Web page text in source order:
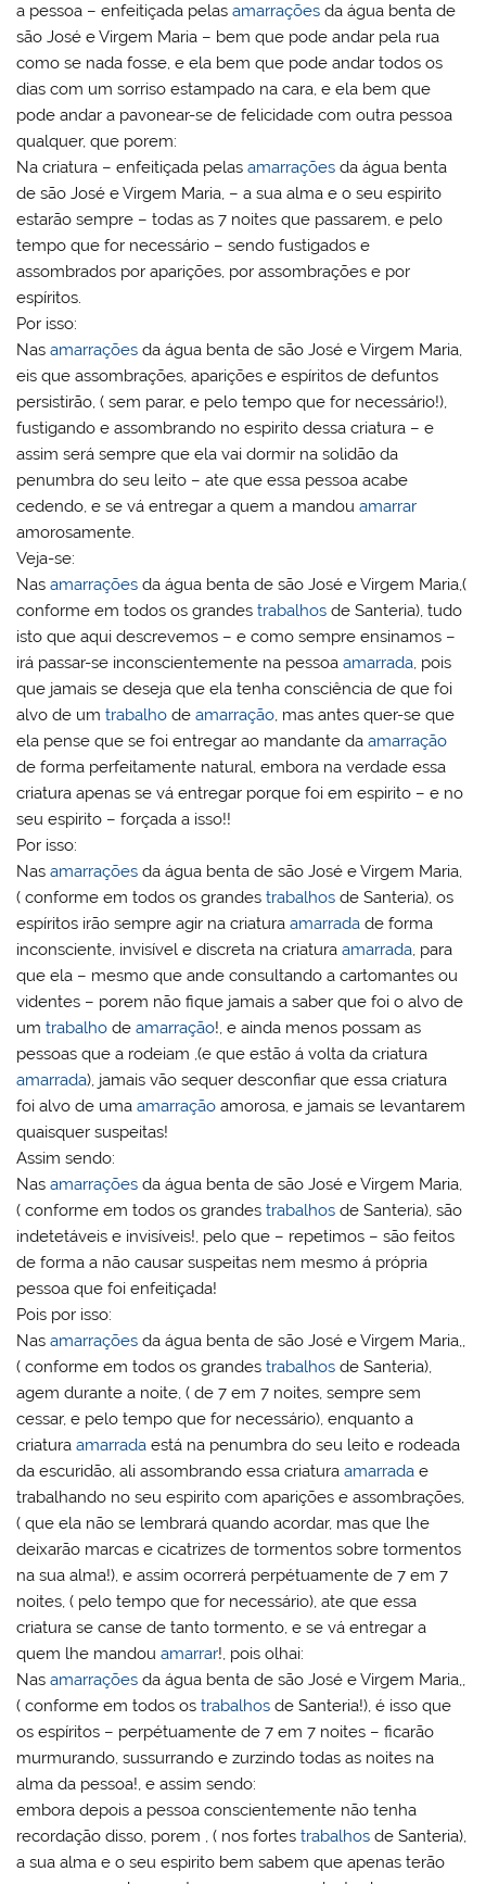
a pessoa – enfeitiçada pelasamarrações da água benta de
são José e Virgem Maria – bem que pode andar pela rua
como se nada fosse, e ela bem que pode andar todos os
dias com um sorriso estampado na cara, e ela bem que
pode andar a pavonear-se de felicidade com outra pessoa
qualquer, que porem:
Na criatura – enfeitiçada pelasamarrações da água benta
de são José e Virgem Maria, – a sua alma e o seu espirito
estarão sempre – todas as 7 noites que passarem, e pelo
tempo que for necessário – sendo fustigados e
assombrados por aparições, por assombrações e por
espíritos.
Por isso:
Nasamarrações da água benta de são José e Virgem Maria,
eis que assombrações, aparições e espíritos de defuntos
persistirão, ( sem parar, e pelo tempo que for necessário!),
fustigando e assombrando no espirito dessa criatura – e
assim será sempre que ela vai dormir na solidão da
penumbra do seu leito – ate que essa pessoa acabe
cedendo, e se vá entregar a quem a mandouamarrar
amorosamente.
Veja-se:
Nasamarrações da água benta de são José e Virgem Maria,(
conforme em todos os grandestrabalhos de Santeria), tudo
isto que aqui descrevemos – e como sempre ensinamos –
irá passar-se inconscientemente na pessoaamarrada, pois
que jamais se deseja que ela tenha consciência de que foi
alvo de umtrabalho deamarração, mas antes quer-se que
ela pense que se foi entregar ao mandante daamarração
de forma perfeitamente natural, embora na verdade essa
criatura apenas se vá entregar porque foi em espirito – e no
seu espirito – forçada a isso!!
Por isso:
Nasamarrações da água benta de são José e Virgem Maria,
( conforme em todos os grandestrabalhos de Santeria), os
espíritos irão sempre agir na criaturaamarrada de forma
inconsciente, invisível e discreta na criaturaamarrada, para
que ela – mesmo que ande consultando a cartomantes ou
videntes – porem não fique jamais a saber que foi o alvo de
umtrabalho deamarração!, e ainda menos possam as
pessoas que a rodeiam ,(e que estão á volta da criatura
amarrada), jamais vão sequer desconfiar que essa criatura
foi alvo de umaamarração amorosa, e jamais se levantarem
quaisquer suspeitas!
Assim sendo:
Nasamarrações da água benta de são José e Virgem Maria,
( conforme em todos os grandestrabalhos de Santeria), são
indetetáveis e invisíveis!, pelo que – repetimos – são feitos
de forma a não causar suspeitas nem mesmo á própria
pessoa que foi enfeitiçada!
Pois por isso:
Nasamarrações da água benta de são José e Virgem Maria,,
( conforme em todos os grandestrabalhos de Santeria),
agem durante a noite, ( de 7 em 7 noites, sempre sem
cessar, e pelo tempo que for necessário), enquanto a
criaturaamarrada está na penumbra do seu leito e rodeada
da escuridão, ali assombrando essa criaturaamarrada e
trabalhando no seu espirito com aparições e assombrações,
( que ela não se lembrará quando acordar, mas que lhe
deixarão marcas e cicatrizes de tormentos sobre tormentos
na sua alma!), e assim ocorrerá perpétuamente de 7 em 7
noites, ( pelo tempo que for necessário), ate que essa
criatura se canse de tanto tormento, e se vá entregar a
quem lhe mandouamarrar!, pois olhai:
Nasamarrações da água benta de são José e Virgem Maria,,
( conforme em todos ostrabalhos de Santeria!), é isso que
os espíritos – perpétuamente de 7 em 7 noites – ficarão
murmurando, sussurrando e zurzindo todas as noites na
alma da pessoa!, e assim sendo:
embora depois a pessoa conscientemente não tenha
recordação disso, porem , ( nos fortestrabalhos de Santeria),
a sua alma e o seu espirito bem sabem que apenas terão